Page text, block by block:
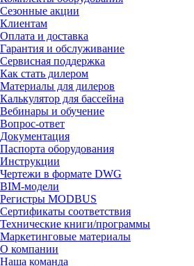
Сезонные акции
Клиентам
Оплата и доставка
Гарантия и обслуживание
Сервисная поддержка
Как стать дилером
Материалы для дилеров
Калькулятор для бассейна
Вебинары и обучение
Вопрос-ответ
Документация
Паспорта оборудования
Инструкции
Чертежи в формате DWG
BIM-модели
Регистры MODBUS
Сертификаты соответствия
Технические книги/программы
Маркетинговые материалы
О компании
Наша команда